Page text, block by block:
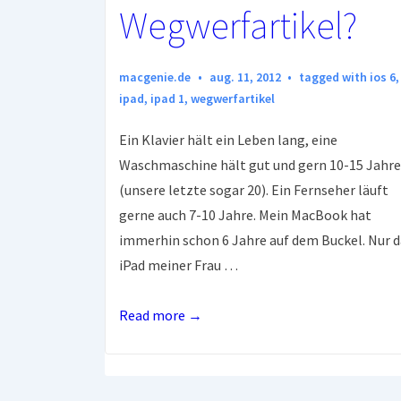
Wegwerfartikel?
macgenie.de aug. 11, 2012 tagged with ios 6,
ipad, ipad 1, wegwerfartikel
Ein Klavier hält ein Leben lang, eine
Waschmaschine hält gut und gern 10-15 Jahre
(unsere letzte sogar 20). Ein Fernseher läuft
gerne auch 7-10 Jahre. Mein MacBook hat
immerhin schon 6 Jahre auf dem Buckel. Nur
iPad meiner Frau …
Das
Read more →